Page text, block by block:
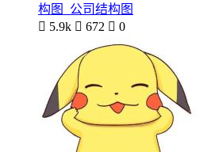
构图_公司结构图
 5.9k  672  0